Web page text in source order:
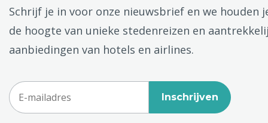
Schrijf je in voor onze nieuwsbrief en we houden
de hoogte van unieke stedenreizen en
aanbiedingen van hotels en airlines.
Inschrijven